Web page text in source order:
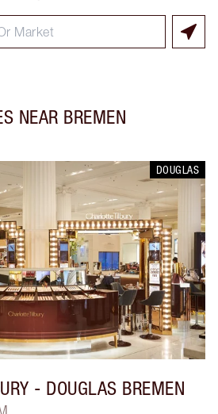
NEAR BREMEN
DOUGLAS
- DOUGLAS BREMEN